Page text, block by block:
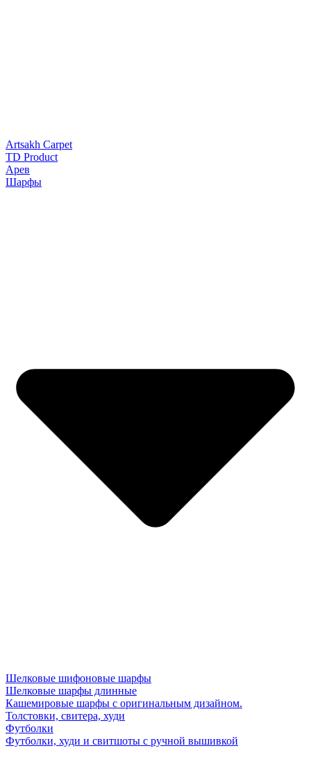
Artsakh Carpet
TD Product
Арев
Шарфы
Шелковые шифоновые шарфы
Шелковые шарфы длинные
Кашемировые шарфы с оригинальным дизайном.
Толстовки, свитера, худи
Футболки
Футболки, худи и свитшоты с ручной вышивкой